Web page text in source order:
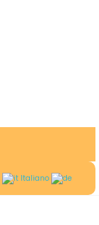
Italiano